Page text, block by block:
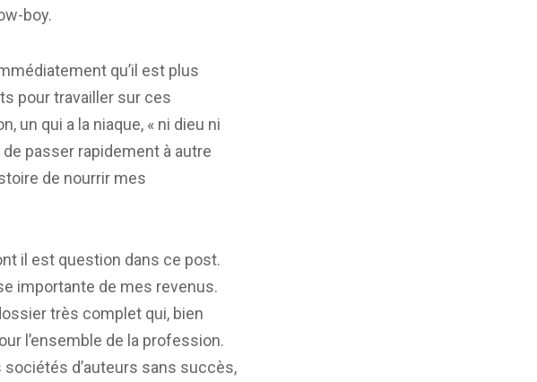
boy.
qu’il est plus
pour travailler sur ces
un qui a la niaque, « ni dieu ni
passer rapidement à autre
de nourrir mes
il est question dans ce post.
importante de mes revenus.
très complet qui, bien
l’ensemble de la profession.
d’auteurs sans succès,